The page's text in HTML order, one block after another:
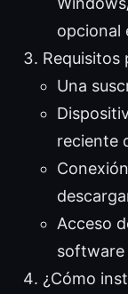
opcional
Requisitos
Una
reciente
Acceso
software
¿Cómo